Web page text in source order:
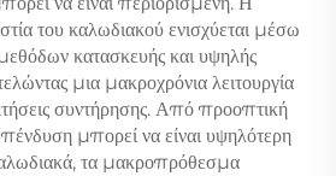
του καλωδιακού ενισχύεται μέσω
κατασκευής και υψηλής
μια μακροχρόνια λειτουργία
συντήρησης. Από προοπτική
μπορεί να είναι υψηλότερη
τα μακροπρόθεσμα